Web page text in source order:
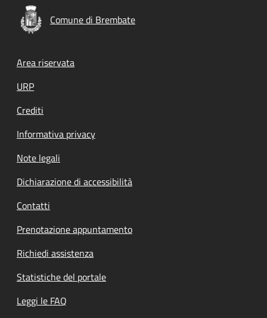
Comune di Brembate
Footer menu
Area riservata
URP
Crediti
Informativa privacy
Note legali
Dichiarazione di accessibilità
Contatti
Prenotazione appuntamento
Richiedi assistenza
Statistiche del portale
Leggi le FAQ